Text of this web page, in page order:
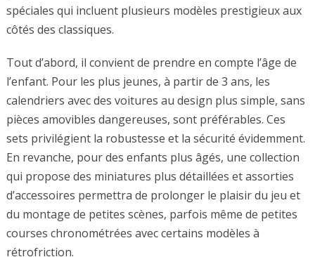
spéciales qui incluent plusieurs modèles prestigieux aux
côtés des classiques.
Tout d’abord, il convient de prendre en compte l’âge de
l’enfant. Pour les plus jeunes, à partir de 3 ans, les
calendriers avec des voitures au design plus simple, sans
pièces amovibles dangereuses, sont préférables. Ces
sets privilégient la robustesse et la sécurité évidemment.
En revanche, pour des enfants plus âgés, une collection
qui propose des miniatures plus détaillées et assorties
d’accessoires permettra de prolonger le plaisir du jeu et
du montage de petites scènes, parfois même de petites
courses chronométrées avec certains modèles à
rétrofriction.